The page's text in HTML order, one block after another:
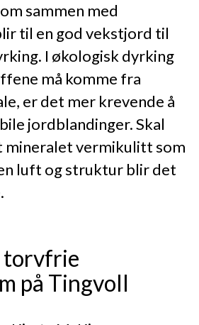
sammen med
til en god vekstjord til
I økologisk dyrking
må komme fra
er det mer krevende å
jordblandinger. Skal
mineralet vermikulitt som
luft og struktur blir det
torvfrie
på Tingvoll